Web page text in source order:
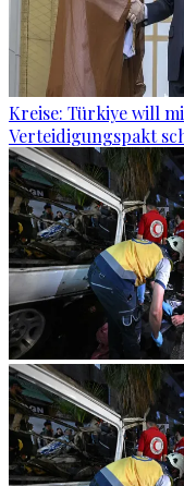
Kreise: Türkiye will
Verteidigungspakt